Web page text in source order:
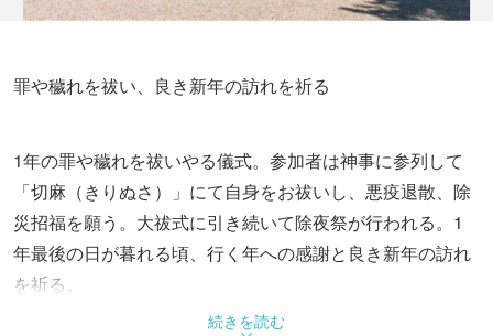
罪や穢れを祓い、良き新年の訪れを祈る
1年の罪や穢れを祓いやる儀式。参加者は神事に参列して
「切麻（きりぬさ）」にて自身をお祓いし、悪疫退散、除
災招福を願う。大祓式に引き続いて除夜祭が行われる。1
年最後の日が暮れる頃、行く年への感謝と良き新年の訪れ
を祈る。
続きを読む